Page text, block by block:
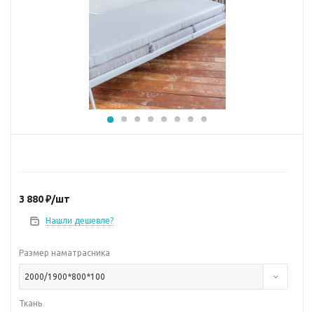
3 880₽/шт
Нашли дешевле?
Размер наматрасника
2000/1900*800*100
Ткань